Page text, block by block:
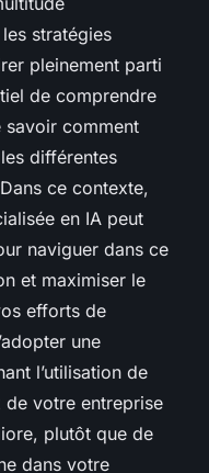
stratégies
pleinement parti
de comprendre
savoir comment
différentes
ce contexte,
en IA peut
naviguer dans ce
et maximiser le
efforts de
une
l’utilisation de
de votre entreprise
plutôt que de
dans votre